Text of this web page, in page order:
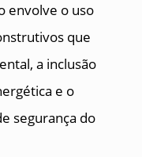
envolve o uso
que
a inclusão
e o
segurança do